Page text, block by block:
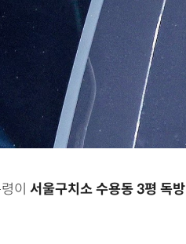
이 서울구치소 수용동 3평 독방